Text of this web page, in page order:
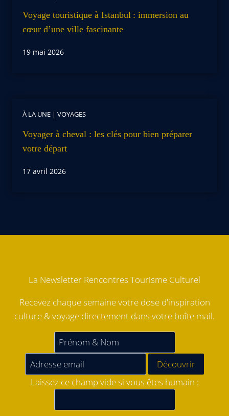
Voyage touristique à Istanbul : immersion au
cœur d’une ville fascinante
19 mai 2026
À LA UNE | VOYAGES
Voyager à cheval : les clés pour bien préparer
votre départ
17 avril 2026
La Newsletter Rencontres Tourisme Culturel
Recevez chaque semaine votre dose d'inspiration
culture & voyage directement dans votre boîte mail.
Laissez ce champ vide si vous êtes humain :